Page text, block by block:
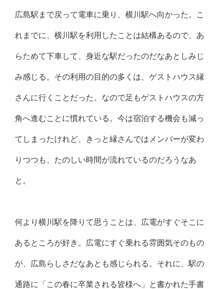
広島駅まで戻って電車に乗り、横川駅へ向かった。こ
れまでに、横川駅を利用したことは結構あるので、あ
らためて下車して、身近な駅だったのだなあとしみじ
み感じる。その利用の目的の多くは、ゲストハウス縁
さんに行くことだった。なので足もゲストハウスの方
角へ進むことに慣れている。今は宿泊する機会も減っ
てしまったけれど、きっと縁さんではメンバーが変わ
りつつも、たのしい時間が流れているのだろうなあ
と。
何より横川駅を降りて思うことは、広電がすぐそこに
あるところが好き。広電にすぐ乗れる雰囲気そのもの
が、広島らしさだなあとも感じられる。それに、駅の
通路に「この春に卒業される皆様へ」と書かれた手書